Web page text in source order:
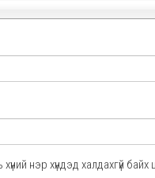
нэр хүндэд халдахгүй